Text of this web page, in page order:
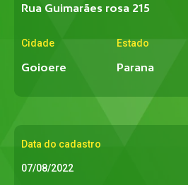
Rua Guimarães rosa 215
Cidade
Goioere
Estado
Parana
Data do cadastro
07/08/2022